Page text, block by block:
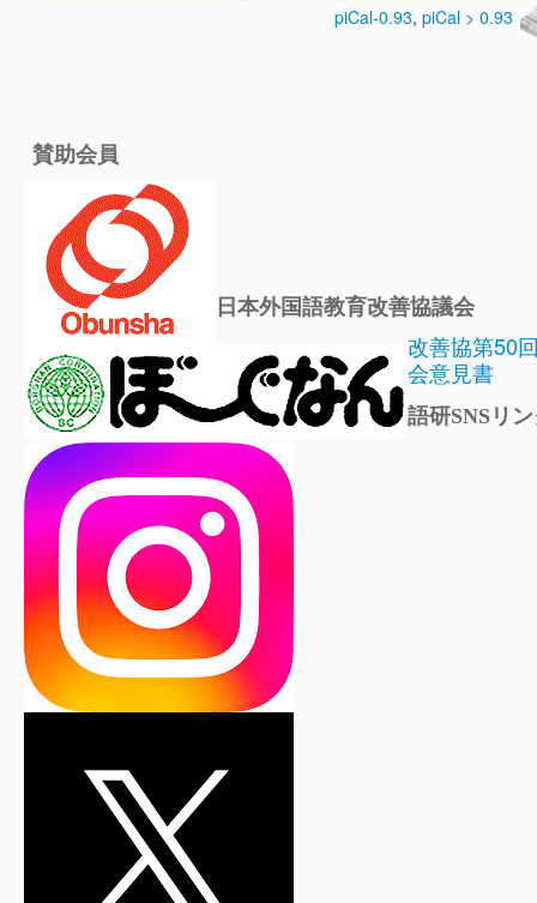
piCal-0.93, piCal > 0.93
賛助会員
日本外国語教育改善協議会
改善協第50
会意見書
語研SNSリ